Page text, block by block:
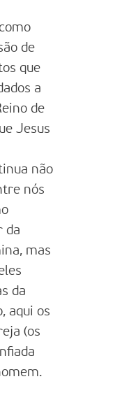
de
que
a
de
Jesus
não
nós
da
mas
da
aqui os
(os